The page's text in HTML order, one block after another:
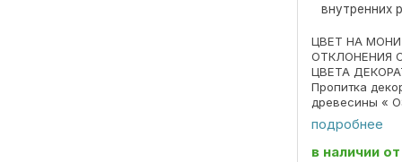
внутренних
ЦВЕТ НА
ОТКЛОНЕНИЯ
ЦВЕТА
Пропитка
древесины «
Пропитка
декоративной
подробнее
в наличии от